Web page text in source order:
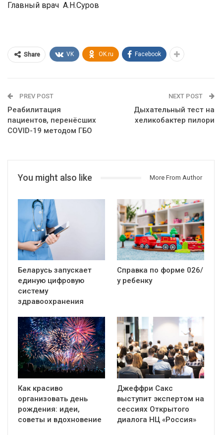
Главный врач А.Н.Суров
Share VK OK.ru Facebook
PREV POST
Реабилитация
пациентов, перенёсших
COVID-19 методом ГБО
NEXT POST
Дыхательный тест на
хеликобактер пилори
You might also like More From Author
Беларусь запускает
единую цифровую
систему
здравоохранения
Справка по форме 026/
у ребенку
Как красиво
организовать день
рождения: идеи,
советы и вдохновение
Джеффри Сакс
выступит экспертом на
сессиях Открытого
диалога НЦ «Россия»